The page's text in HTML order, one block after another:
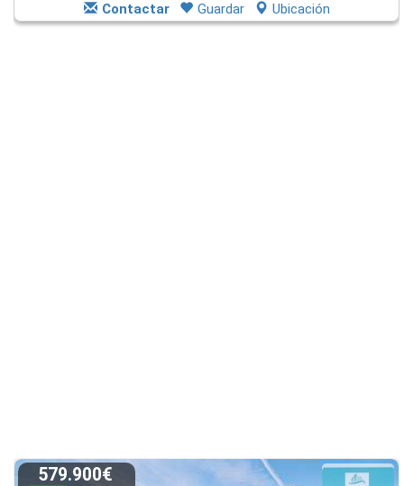
Contactar Guardar Ubicación
579.900€